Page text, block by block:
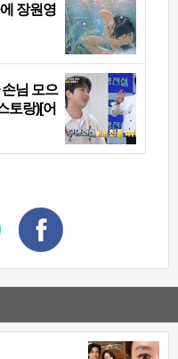
장원영
님 모으
토랑)[어